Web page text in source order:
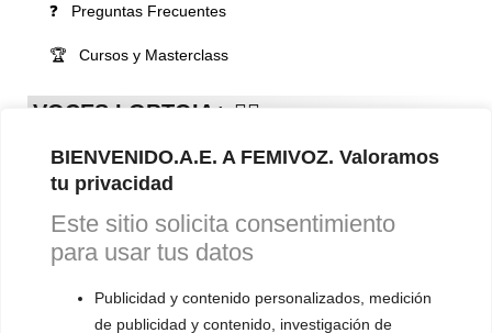
BIENVENIDO.A.E. A FEMIVOZ. Valoramos
tu privacidad
Este sitio solicita consentimiento
para usar tus datos
Publicidad y contenido personalizados, medición
de publicidad y contenido, investigación de
❓ Preguntas Frecuentes
🏆 Cursos y Masterclass
VOCES LGBTQIA+ 🏳️‍🌈
▪️ Masculinización de la voz
▪️ Neutralización de la voz
▪️ Dualización de la voz
▪️ Androginización de la voz